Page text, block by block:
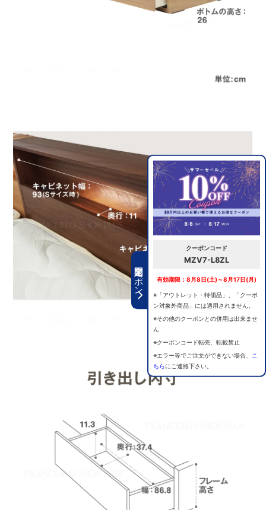
期間限定クーポン
クーポンコード
MZV7-L8ZL
有効期限：8月8日(土)～8月17日(月)
※「アウトレット・特価品」、「クーポ
ン対象外商品」には適用されません。
※その他のクーポンとの併用は出来ませ
ん
※クーポンコード転売、転載禁止
※エラー等でご注文ができない場合、
こ
ちらにご連絡下さい。